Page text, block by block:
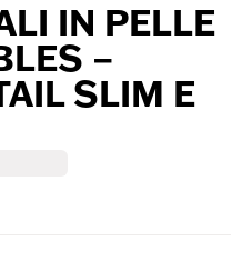
IN PELLE
–
SLIM E